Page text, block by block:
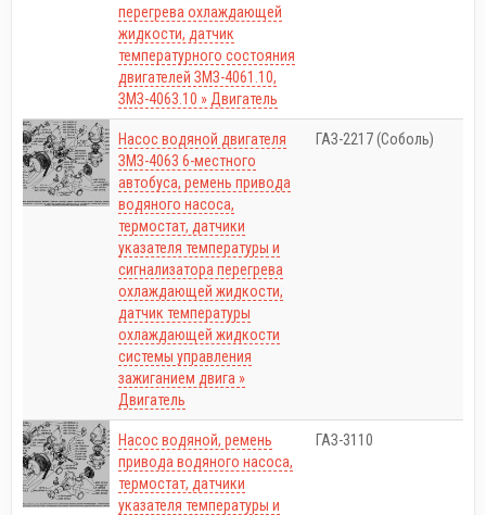
перегрева охлаждающей
жидкости, датчик
температурного состояния
двигателей ЗМЗ-4061.10,
ЗМЗ-4063.10 » Двигатель
Насос водяной двигателя
ЗМЗ-4063 6-местного
автобуса, ремень привода
водяного насоса,
термостат, датчики
указателя температуры и
сигнализатора перегрева
охлаждающей жидкости,
датчик температуры
охлаждающей жидкости
системы управления
зажиганием двига »
Двигатель
ГАЗ-2217 (Соболь)
Насос водяной, ремень
привода водяного насоса,
термостат, датчики
указателя температуры и
ГАЗ-3110